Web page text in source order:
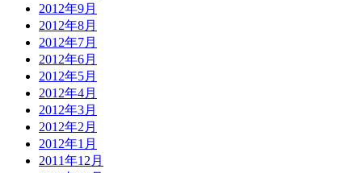
2012年9月
2012年8月
2012年7月
2012年6月
2012年5月
2012年4月
2012年3月
2012年2月
2012年1月
2011年12月